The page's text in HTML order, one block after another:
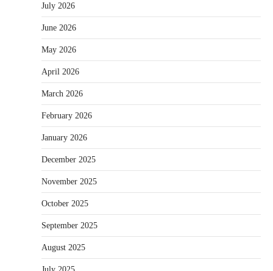
July 2026
June 2026
May 2026
April 2026
March 2026
February 2026
January 2026
December 2025
November 2025
October 2025
September 2025
August 2025